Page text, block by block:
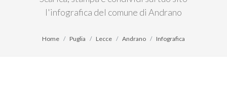
l'infografica del comune di Andrano
Home Puglia Lecce Andrano Infografica